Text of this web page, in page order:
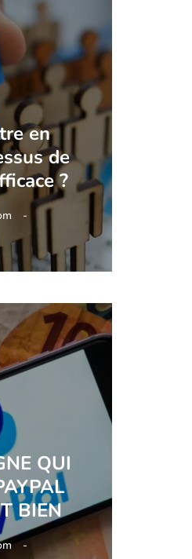
en
de
?
QUI
BIEN